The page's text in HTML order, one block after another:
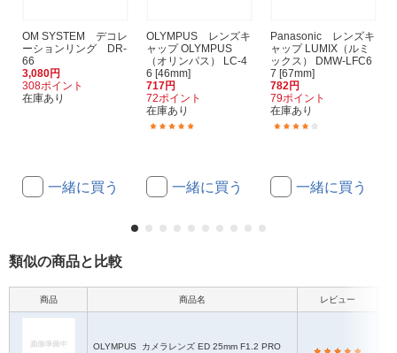
OM SYSTEM デコレ
ーションリング DR-
66
3,080円
308ポイント
在庫あり
一緒に買う
OLYMPUS レンズキ
ャップ OLYMPUS
（オリンパス） LC-4
6 [46mm]
717円
72ポイント
在庫あり
一緒に買う
Panasonic レンズキ
ャップ LUMIX（ルミ
ックス） DMW-LFC6
7 [67mm]
782円
79ポイント
在庫あり
一緒に買う
類似の商品と比較
商品 商品名 レビュー
OLYMPUS